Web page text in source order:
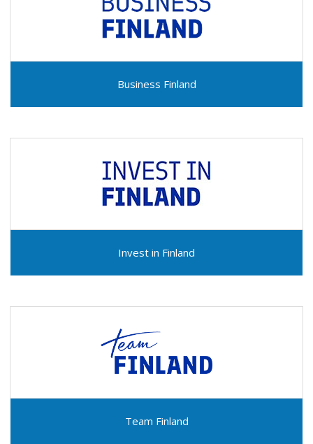
Business Finland
Invest in Finland
Team Finland